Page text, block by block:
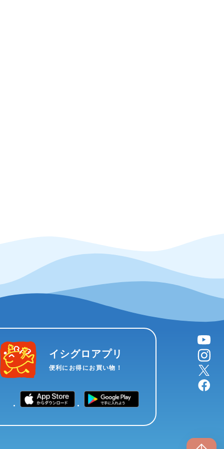
イシグロアプリ
便利にお得にお買い物！
YouTube
instagram
X
facebook